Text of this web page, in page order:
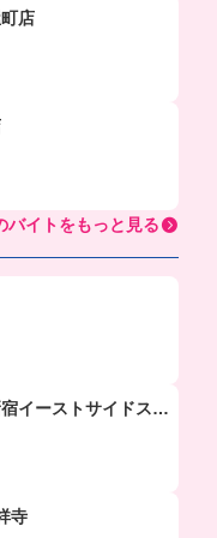
店
バイトをもっと見る
イーストサイドスク
寺